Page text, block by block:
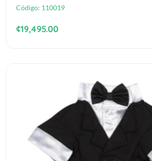
Código: 110019
¢19,495.00